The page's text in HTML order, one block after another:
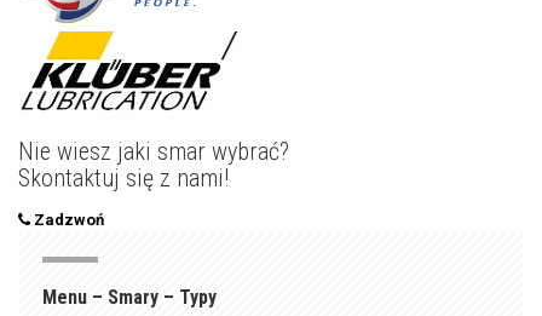
Nie wiesz jaki smar wybrać?
Skontaktuj się z nami!
Zadzwoń
Menu – Smary – Typy